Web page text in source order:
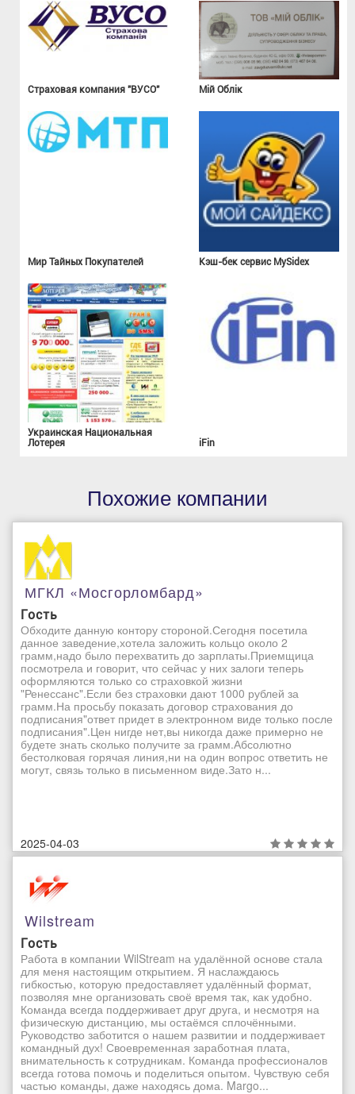
Страховая компания "ВУСО" Мій Облік
Мир Тайных Покупателей Кэш-бек сервис MySidex
Украинская Национальная
Лотерея
iFin
Похожие компании
МГКЛ «Мосгорломбард»
Гость
Обходите данную контору стороной.Сегодня посетила
данное заведение,хотела заложить кольцо около 2
грамм,надо было перехватить до зарплаты.Приемщица
посмотрела и говорит, что сейчас у них залоги теперь
оформляются только со страховкой жизни
"Ренессанс".Если без страховки дают 1000 рублей за
грамм.На просьбу показать договор страхования до
подписания"ответ придет в электронном виде только после
подписания".Цен нигде нет,вы никогда даже примерно не
будете знать сколько получите за грамм.Абсолютно
бестолковая горячая линия,ни на один вопрос ответить не
могут, связь только в письменном виде.Зато н...
2025-04-03
Wilstream
Гость
Работа в компании WilStream на удалённой основе стала
для меня настоящим открытием. Я наслаждаюсь
гибкостью, которую предоставляет удалённый формат,
позволяя мне организовать своё время так, как удобно.
Команда всегда поддерживает друг друга, и несмотря на
физическую дистанцию, мы остаёмся сплочёнными.
Руководство заботится о нашем развитии и поддерживает
командный дух! Своевременная заработная плата,
внимательность к сотрудникам. Команда профессионалов
всегда готова помочь и поделиться опытом. Чувствую себя
частью команды, даже находясь дома. Margo...